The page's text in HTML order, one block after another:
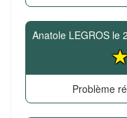
Anatole LEGROS le
Problème